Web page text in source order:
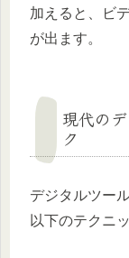
加えると、ビ
が出ます。
現代の
ク
デジタルツー
以下のテクニ